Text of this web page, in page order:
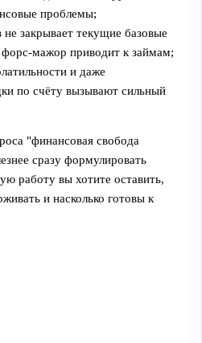
проблемы;
не закрывает текущие базовые
мажор приводит к займам;
и даже
по счёту вызывают сильный
"финансовая свобода
сразу формулировать
работу вы хотите оставить,
и насколько готовы к